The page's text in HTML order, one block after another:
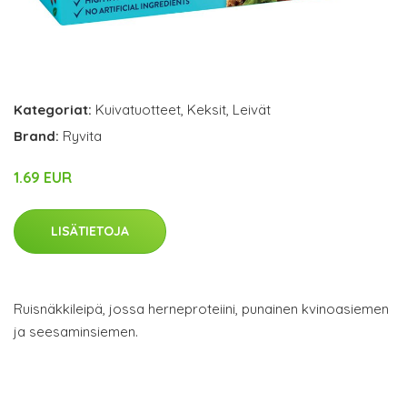
Kategoriat: Kuivatuotteet, Keksit, Leivät
Brand: Ryvita
1.69 EUR
LISÄTIETOJA
Ruisnäkkileipä, jossa herneproteiini, punainen kvinoasiemen
ja seesaminsiemen.